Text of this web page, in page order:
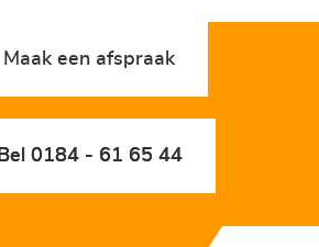
Maak een afspraak
Bel 0184 - 61 65 44